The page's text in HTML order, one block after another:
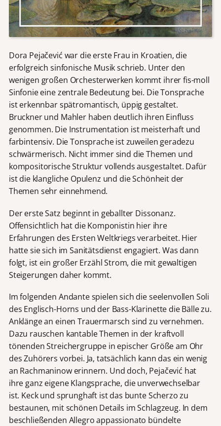
Dora Pejačević war die erste Frau in Kroatien, die
erfolgreich sinfonische Musik schrieb. Unter den
wenigen großen Orchesterwerken kommt ihrer fis-moll
Sinfonie eine zentrale Bedeutung bei. Die Tonsprache
ist erkennbar spätromantisch, üppig gestaltet.
Bruckner und Mahler haben deutlich ihren Einfluss
genommen. Die Instrumentation ist meisterhaft und
farbintensiv. Die Tonsprache ist zuweilen geradezu
schwärmerisch. Nicht immer sind die Themen und
kompositorische Struktur vollends ausgestaltet. Dafür
ist die klangliche Opulenz und die Schönheit der
Themen sehr einnehmend.
Der erste Satz beginnt in geballter Dissonanz.
Offensichtlich hat die Komponistin hier ihre
Erfahrungen des Ersten Weltkriegs verarbeitet. Hier
hatte sie sich im Sanitätsdienst engagiert. Was dann
folgt, ist ein großer Erzähl Strom, die mit gewaltigen
Steigerungen daher kommt.
Im folgenden Andante spielen sich die seelenvollen Soli
des Englisch-Horns und der Bass-Klarinette die Bälle zu.
Anklänge an einen Trauermarsch sind zu vernehmen.
Dazu rauschen kantable Themen in der kraftvoll
tönenden Streichergruppe in epischer Größe am Ohr
des Zuhörers vorbei. Ja, tatsächlich kann das ein wenig
an Rachmaninow erinnern. Und doch, Pejačević hat
ihre ganz eigene Klangsprache, die unverwechselbar
ist. Keck und sprunghaft ist das bunte Scherzo zu
bestaunen, mit schönen Details im Schlagzeug. In dem
beschließenden Allegro appassionato bündelte